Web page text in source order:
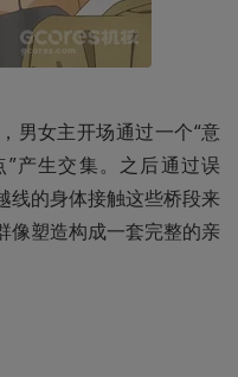
男女主开场通过一个“意
产生交集。之后通过误
线的身体接触这些桥段来
像塑造构成一套完整的亲